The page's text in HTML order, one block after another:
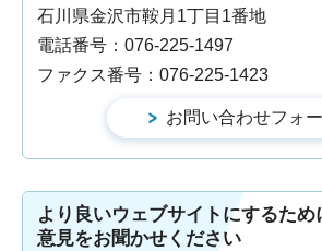
石川県金沢市鞍月1丁目1番地
電話番号：076-225-1497
ファクス番号：076-225-1423
より良いウェブサイトにするた
意見をお聞かせください